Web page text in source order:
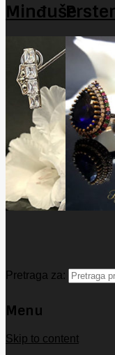
Minđuše
Pretraga za:
Menu
Skip to content